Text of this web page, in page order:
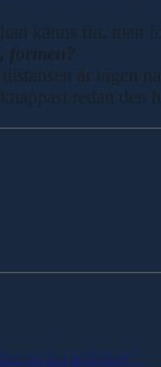
känns fin, men
formen?
är
redan den
spik på lördag”